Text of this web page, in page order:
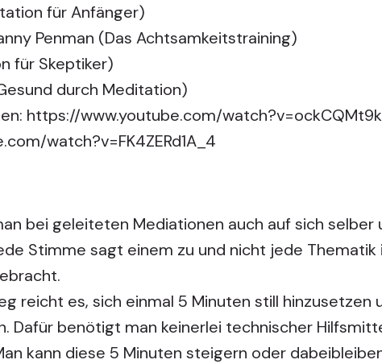
für Anfänger)
Penman (Das Achtsamkeitstraining)
für Skeptiker)
durch Meditation)
https://www.youtube.com/
watch?v=FK4ZERd1A_4
bei geleiteten Mediationen auch auf sich selber
Stimme sagt einem zu und nicht jede
reicht es, sich einmal 5 Minuten still hinzusetzen
Dafür benötigt man keinerlei technischer
kann diese 5 Minuten steigern oder